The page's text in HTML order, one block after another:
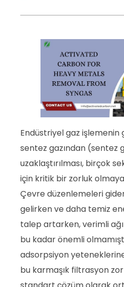
Endüstriyel gaz işlemenin
sentez gazından (sentez
uzaklaştırılması, birçok
için kritik bir zorluk
Çevre düzenlemeleri
gelirken ve daha temiz
talep artarken, verimli
bu kadar önemli
adsorpsiyon
bu karmaşık filtrasyon